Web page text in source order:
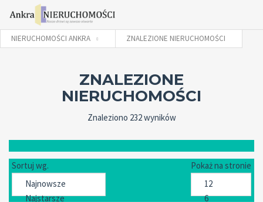
Zaloguj używając:
NIERUCHOMOŚCI ANKRA ZNALEZIONE NIERUCHOMOŚCI
ZNALEZIONE
NIERUCHOMOŚCI
Znaleziono 232 wyników
Sortuj wg. Pokaż na stronie